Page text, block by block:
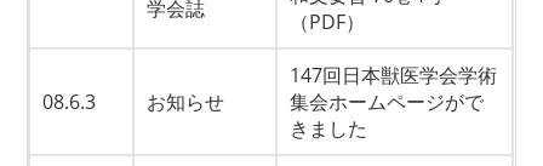
学会誌
（PDF）
08.6.3 お知らせ
147回日本獣医学会学術
集会ホームページがで
きました